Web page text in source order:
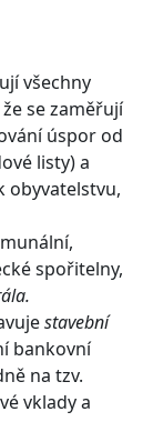
všechny
se zaměřují
úspor od
listy) a
obyvatelstvu,
spořitelny,
stavební
bankovní
na tzv.
vklady a